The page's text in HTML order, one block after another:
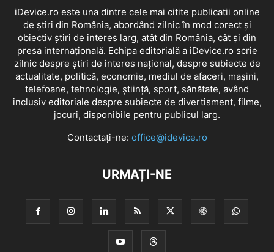
iDevice.ro este una dintre cele mai citite publicatii online
de știri din România, abordând zilnic în mod corect și
obiectiv știri de interes larg, atât din România, cât și din
presa internațională. Echipa editorială a iDevice.ro scrie
zilnic despre știri de interes național, despre subiecte de
actualitate, politică, economie, mediul de afaceri, mașini,
telefoane, tehnologie, știință, sport, sănătate, având
inclusiv editoriale despre subiecte de divertisment, filme,
jocuri, disponibile pentru publicul larg.
Contactați-ne: office@idevice.ro
URMAȚI-NE